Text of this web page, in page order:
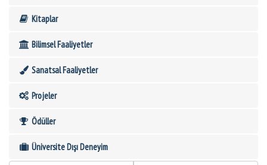
Kitaplar
Bilimsel Faaliyetler
Sanatsal Faaliyetler
Projeler
Ödüller
Üniversite Dışı Deneyim